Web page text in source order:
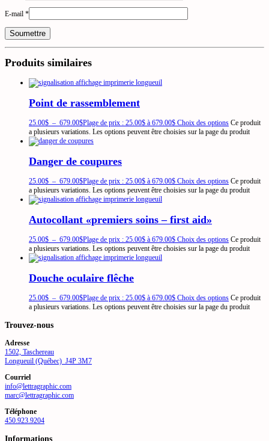
E-mail *
Produits similaires
Point de rassemblement
25.00$ – 679.00$Plage de prix : 25.00$ à 679.00$ Choix des options Ce produit
a plusieurs variations. Les options peuvent être choisies sur la page du produit
Danger de coupures
25.00$ – 679.00$Plage de prix : 25.00$ à 679.00$ Choix des options Ce produit
a plusieurs variations. Les options peuvent être choisies sur la page du produit
Autocollant «premiers soins – first aid»
25.00$ – 679.00$Plage de prix : 25.00$ à 679.00$ Choix des options Ce produit
a plusieurs variations. Les options peuvent être choisies sur la page du produit
Douche oculaire flêche
25.00$ – 679.00$Plage de prix : 25.00$ à 679.00$ Choix des options Ce produit
a plusieurs variations. Les options peuvent être choisies sur la page du produit
Trouvez-nous
Adresse
1502, Taschereau
Longueuil (Québec) J4P 3M7
Courriel
info@lettragraphic.com
marc@lettragraphic.com
Téléphone
450.923.9204
Informations